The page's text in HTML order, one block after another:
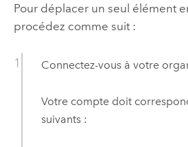
Pour déplacer un seul élément
procédez comme suit :
Connectez-vous à votre
Votre compte doit
suivants :